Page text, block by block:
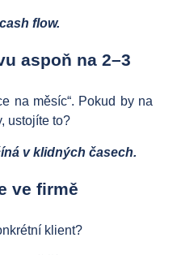
flow.
aspoň na 2–3
na měsíc“. Pokud by na
ustojíte to?
v klidných časech.
ve firmě
klient?